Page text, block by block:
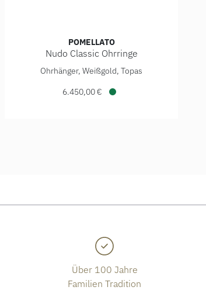
Preis: 5.200,00 €,
POMELLATO
Nudo Classic Ohrringe
Pomellato Nudo Classic Ohrringe, Ref:
Ohrhänger, Weißgold, Topas
6.450,00 €
Über 100 Jahre
Familien Tradition